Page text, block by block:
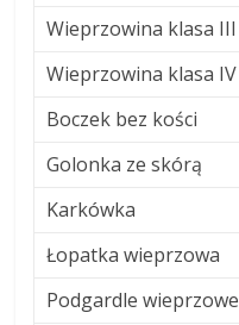
Wieprzowina klasa III
Wieprzowina klasa IV
Boczek bez kości
Golonka ze skórą
Karkówka
Łopatka wieprzowa
Podgardle wieprzowe